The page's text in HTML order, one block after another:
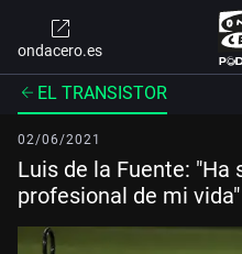
ondacero.es
EL TRANSISTOR
02/06/2021
Luis de la Fuente: "Ha
profesional de mi vida"